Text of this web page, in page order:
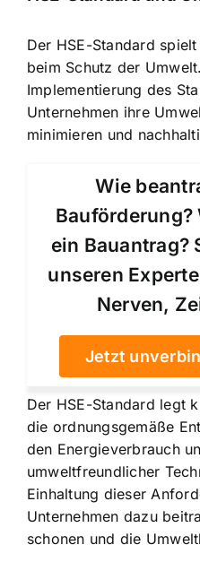
Der HSE-Standard
beim Schutz der
Implementierung des
Unternehmen ihre
minimieren und
Wie
ein Bauantrag?
unseren
Nerven,
Jetzt
Der HSE-Standard legt
die ordnungsgemäße
den Energieverbrauch
umweltfreundlicher
Einhaltung dieser
Unternehmen dazu
schonen und die